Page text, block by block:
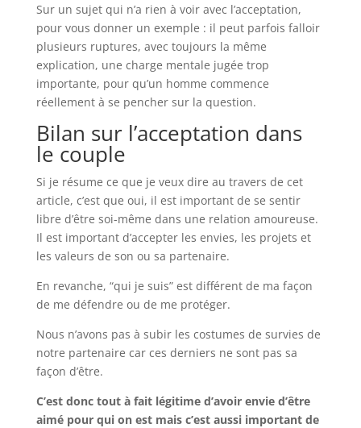
Sur un sujet qui n’a rien à voir avec l’acceptation,
pour vous donner un exemple : il peut parfois falloir
plusieurs ruptures, avec toujours la même
explication, une charge mentale jugée trop
importante, pour qu’un homme commence
réellement à se pencher sur la question.
Bilan sur l’acceptation dans
le couple
Si je résume ce que je veux dire au travers de cet
article, c’est que oui, il est important de se sentir
libre d’être soi-même dans une relation amoureuse.
Il est important d’accepter les envies, les projets et
les valeurs de son ou sa partenaire.
En revanche, “qui je suis” est différent de ma façon
de me défendre ou de me protéger.
Nous n’avons pas à subir les costumes de survies de
notre partenaire car ces derniers ne sont pas sa
façon d’être.
C’est donc tout à fait légitime d’avoir envie d’être
aimé pour qui on est mais c’est aussi important de